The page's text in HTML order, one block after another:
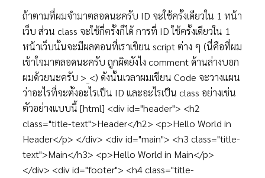
ถ้าตามที่ผมจำมาตลอดนะครับ ID จะใช้ครั้งเดียวใน 1 หน้า
เว็บ ส่วน class จะใช้กี่ครั้งก็ได้ การที่ ID ใช้ครั้งเดียวใน 1
หน้าเว็บนั้นจะมีผลตอนที่เราเขียน script ต่าง ๆ (นี่คือที่ผม
เข้าใจมาตลอดนะครับ ถูกผิดยังไง comment ด้านล่างบอก
ผมด้วยนะครับ >_<) ดังนั้นเวลาผมเขียน Code จะวางแผน
ว่าอะไรที่จะตั้งอะไรเป็น ID และอะไรเป็น class อย่างเช่น
ตัวอย่างแบบนี้ [html] <div id="header"> <h2
class="title-text">Header</h2> <p>Hello World in
Header</p> </div> <div id="main"> <h3 class="title-
text">Main</h3> <p>Hello World in Main</p>
</div> <div id="footer"> <h4 class="title-